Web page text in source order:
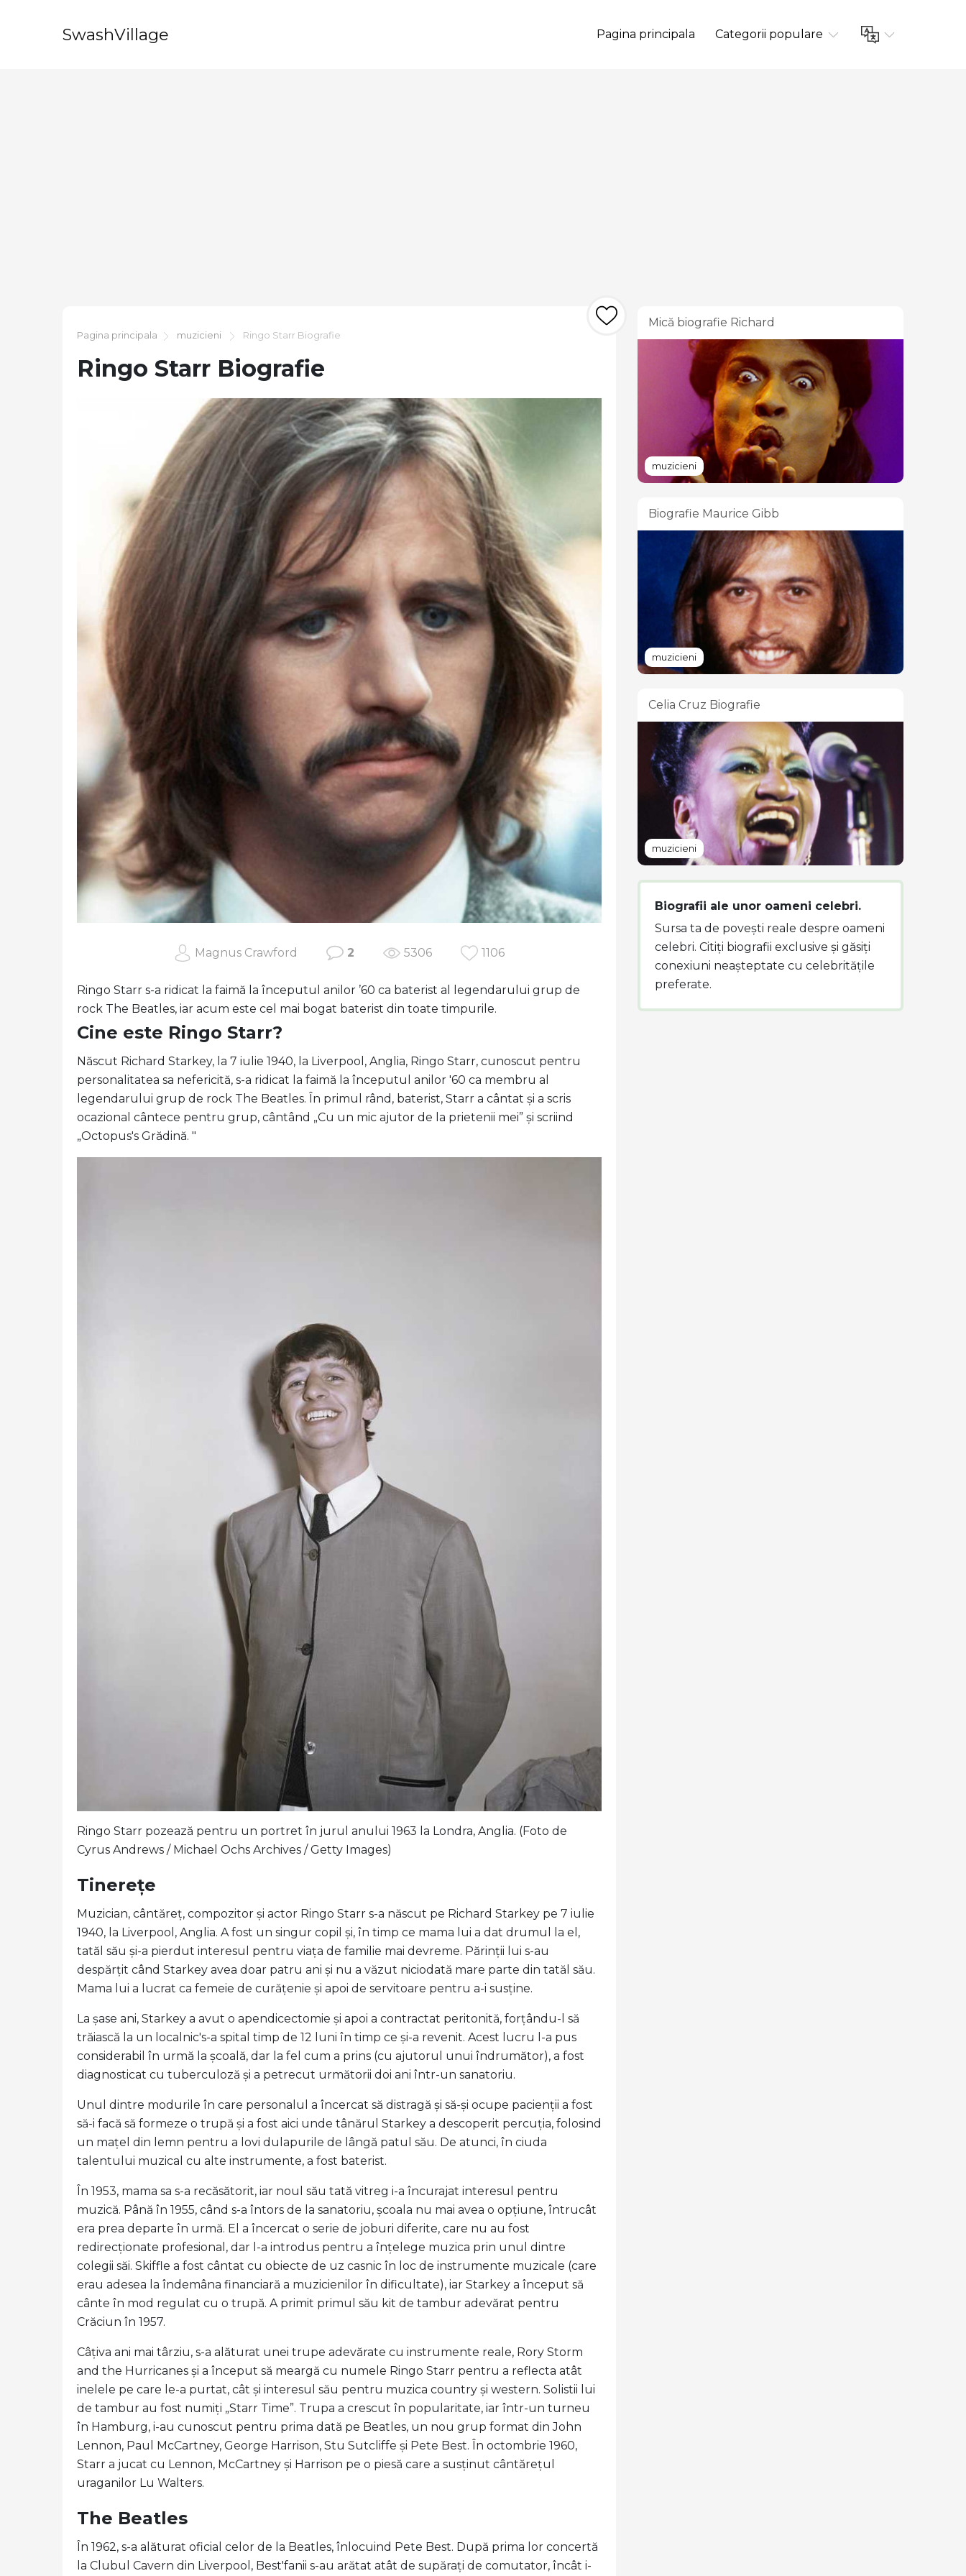
SwashVillage Pagina principala Categorii populare
Pagina principala muzicieni Ringo Starr Biografie
Ringo Starr Biografie
Magnus Crawford 2 5306 1106
Ringo Starr s-a ridicat la faimă la începutul anilor ’60 ca baterist al legendarului grup de
rock The Beatles, iar acum este cel mai bogat baterist din toate timpurile.
Cine este Ringo Starr?
Născut Richard Starkey, la 7 iulie 1940, la Liverpool, Anglia, Ringo Starr, cunoscut pentru
personalitatea sa nefericită, s-a ridicat la faimă la începutul anilor '60 ca membru al
legendarului grup de rock The Beatles. În primul rând, baterist, Starr a cântat și a scris
ocazional cântece pentru grup, cântând „Cu un mic ajutor de la prietenii mei” și scriind
„Octopus's Grădină. "
Ringo Starr pozează pentru un portret în jurul anului 1963 la Londra, Anglia. (Foto de
Cyrus Andrews / Michael Ochs Archives / Getty Images)
Tinerețe
Muzician, cântăreț, compozitor și actor Ringo Starr s-a născut pe Richard Starkey pe 7 iulie
1940, la Liverpool, Anglia. A fost un singur copil și, în timp ce mama lui a dat drumul la el,
tatăl său și-a pierdut interesul pentru viața de familie mai devreme. Părinții lui s-au
despărțit când Starkey avea doar patru ani și nu a văzut niciodată mare parte din tatăl său.
Mama lui a lucrat ca femeie de curățenie și apoi de servitoare pentru a-i susține.
La șase ani, Starkey a avut o apendicectomie și apoi a contractat peritonită, forțându-l să
trăiască la un localnic's-a spital timp de 12 luni în timp ce și-a revenit. Acest lucru l-a pus
considerabil în urmă la școală, dar la fel cum a prins (cu ajutorul unui îndrumător), a fost
diagnosticat cu tuberculoză și a petrecut următorii doi ani într-un sanatoriu.
Unul dintre modurile în care personalul a încercat să distragă și să-și ocupe pacienții a fost
să-i facă să formeze o trupă și a fost aici unde tânărul Starkey a descoperit percuția, folosind
un mațel din lemn pentru a lovi dulapurile de lângă patul său. De atunci, în ciuda
talentului muzical cu alte instrumente, a fost baterist.
În 1953, mama sa s-a recăsătorit, iar noul său tată vitreg i-a încurajat interesul pentru
muzică. Până în 1955, când s-a întors de la sanatoriu, școala nu mai avea o opțiune, întrucât
era prea departe în urmă. El a încercat o serie de joburi diferite, care nu au fost
redirecționate profesional, dar l-a introdus pentru a înțelege muzica prin unul dintre
colegii săi. Skiffle a fost cântat cu obiecte de uz casnic în loc de instrumente muzicale (care
erau adesea la îndemâna financiară a muzicienilor în dificultate), iar Starkey a început să
cânte în mod regulat cu o trupă. A primit primul său kit de tambur adevărat pentru
Crăciun în 1957.
Câțiva ani mai târziu, s-a alăturat unei trupe adevărate cu instrumente reale, Rory Storm
and the Hurricanes și a început să meargă cu numele Ringo Starr pentru a reflecta atât
inelele pe care le-a purtat, cât și interesul său pentru muzica country și western. Solistii lui
de tambur au fost numiți „Starr Time”. Trupa a crescut în popularitate, iar într-un turneu
în Hamburg, i-au cunoscut pentru prima dată pe Beatles, un nou grup format din John
Lennon, Paul McCartney, George Harrison, Stu Sutcliffe și Pete Best. În octombrie 1960,
Starr a jucat cu Lennon, McCartney și Harrison pe o piesă care a susținut cântărețul
uraganilor Lu Walters.
The Beatles
În 1962, s-a alăturat oficial celor de la Beatles, înlocuind Pete Best. După prima lor concertă
la Clubul Cavern din Liverpool, Best'fanii s-au arătat atât de supărați de comutator, încât i-
Mică biografie Richard
muzicieni
Biografie Maurice Gibb
muzicieni
Celia Cruz Biografie
muzicieni
Biografii ale unor oameni celebri.
Sursa ta de povești reale despre oameni
celebri. Citiți biografii exclusive și găsiți
conexiuni neașteptate cu celebritățile
preferate.